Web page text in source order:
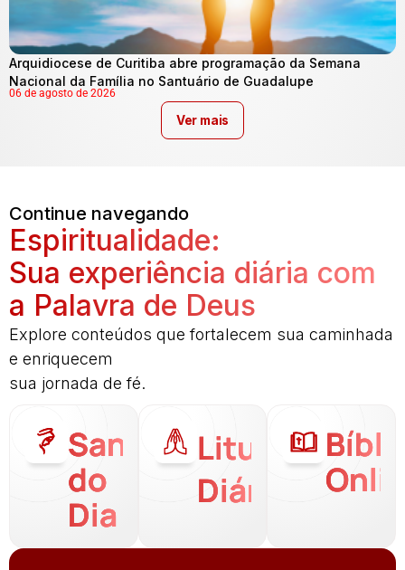
Arquidiocese de Curitiba abre programação da Semana
Nacional da Família no Santuário de Guadalupe
06 de agosto de 2026
Ver mais
Continue navegando
Espiritualidade:
Sua experiência diária com
a Palavra de Deus
Explore conteúdos que fortalecem sua caminhada
e enriquecem
sua jornada de fé.
Santo
do
Dia
Liturgia
Diária